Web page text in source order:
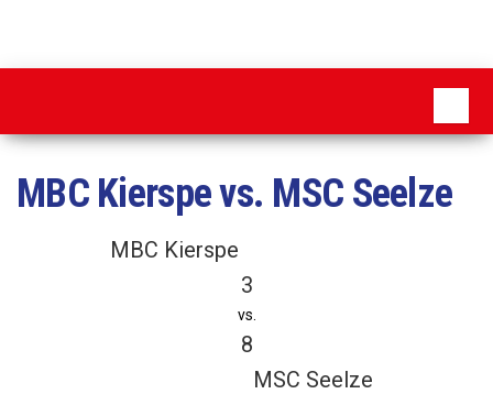
MBC Kierspe vs. MSC Seelze
MBC Kierspe
3
vs.
8
MSC Seelze